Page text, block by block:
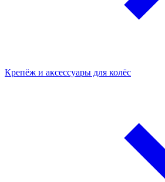
Крепёж и аксессуары для колёс